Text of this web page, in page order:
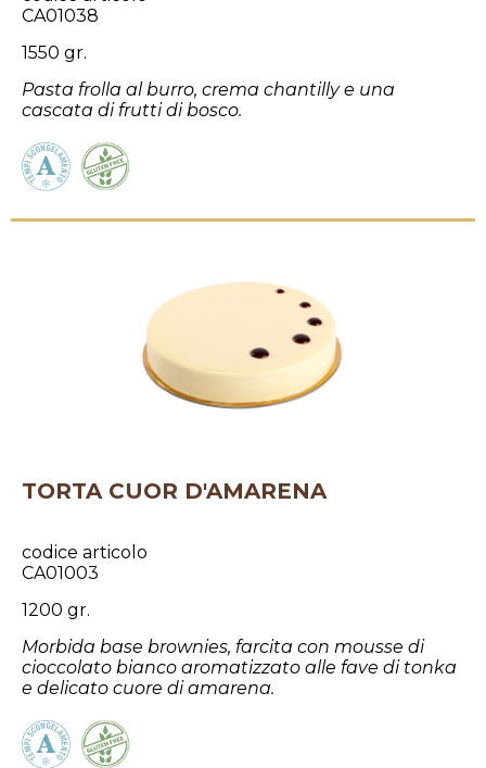
CA01038
1550 gr.
Pasta frolla al burro, crema chantilly e una
cascata di frutti di bosco.
TORTA CUOR D'AMARENA
codice articolo
CA01003
1200 gr.
Morbida base brownies, farcita con mousse di
cioccolato bianco aromatizzato alle fave di tonka
e delicato cuore di amarena.